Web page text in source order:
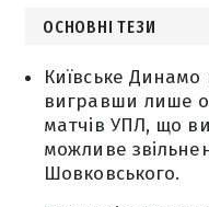
ОСНОВНІ ТЕЗИ
Київське
вигравши лише
матчів УПЛ, що
можливе
Шовковського.